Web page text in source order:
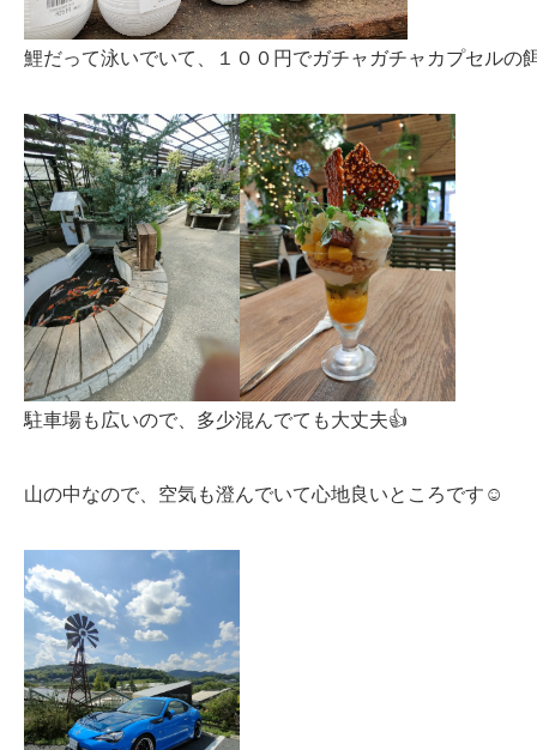
鯉だって泳いでいて、１００円でガチャガチャカプセルの
駐車場も広いので、多少混んでても大丈夫👍
山の中なので、空気も澄んでいて心地良いところです☺️